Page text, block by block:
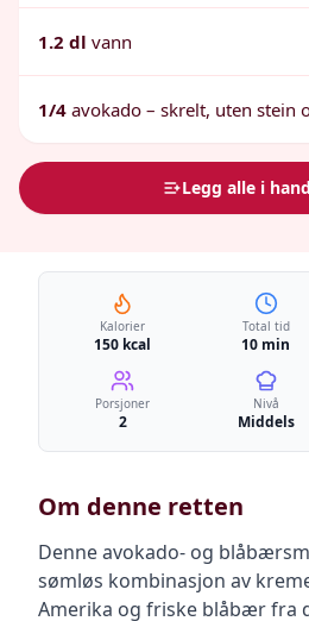
1.2 dl vann
1/4 avokado – skrelt, uten stein
Legg alle i
Kalorier
150 kcal
Total tid
10 min
Porsjoner
2
Nivå
Middels
Om denne retten
Denne avokado- og
sømløs kombinasjon av
Amerika og friske blåbær fra